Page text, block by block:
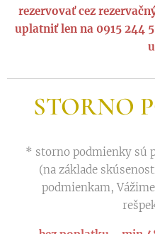
rezervovať cez
uplatniť len na 0915 244
STORNO
* storno podmienky sú
(na základe
podmienkam,